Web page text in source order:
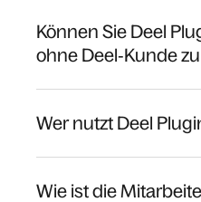
Können Sie Deel
ohne Deel‑Kunde
Wer nutzt Deel
Wie ist die